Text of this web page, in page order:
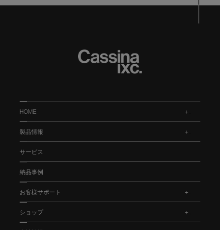
HOME
製品情報
サービス
納品事例
お客様サポート
ショップ